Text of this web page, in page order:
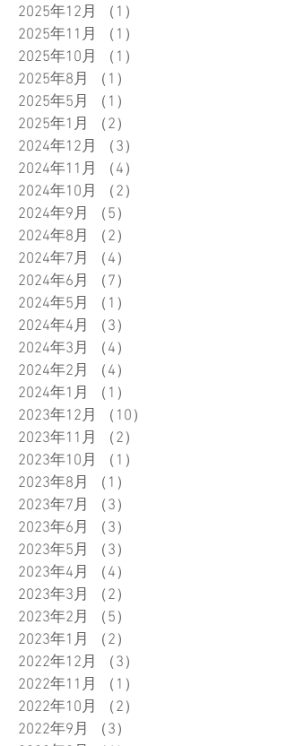
2025年12月
（1）
2025年11月
（1）
2025年10月
（1）
2025年8月
（1）
2025年5月
（1）
2025年1月
（2）
2024年12月
（3）
2024年11月
（4）
2024年10月
（2）
2024年9月
（5）
2024年8月
（2）
2024年7月
（4）
2024年6月
（7）
2024年5月
（1）
2024年4月
（3）
2024年3月
（4）
2024年2月
（4）
2024年1月
（1）
2023年12月
（10）
2023年11月
（2）
2023年10月
（1）
2023年8月
（1）
2023年7月
（3）
2023年6月
（3）
2023年5月
（3）
2023年4月
（4）
2023年3月
（2）
2023年2月
（5）
2023年1月
（2）
2022年12月
（3）
2022年11月
（1）
2022年10月
（2）
2022年9月
（3）